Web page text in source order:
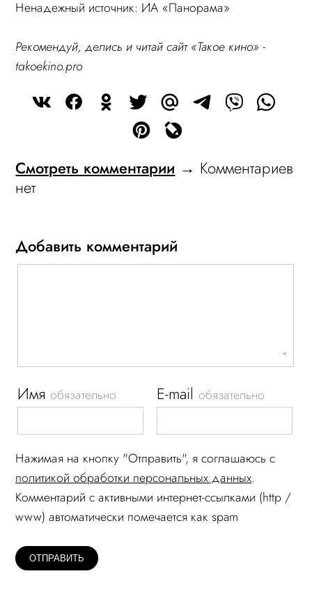
Ненадежный источник: ИА «Панорама»
Рекомендуй, делись и читай сайт «Такое кино» -
takoekino.pro
Смотреть комментарии → Комментариев
нет
Добавить комментарий
Имяобязательно E-mailобязательно
Нажимая на кнопку "Отправить", я соглашаюсь c
политикой обработки персональных данных.
Комментарий c активными интернет-ссылками (http /
www) автоматически помечается как spam